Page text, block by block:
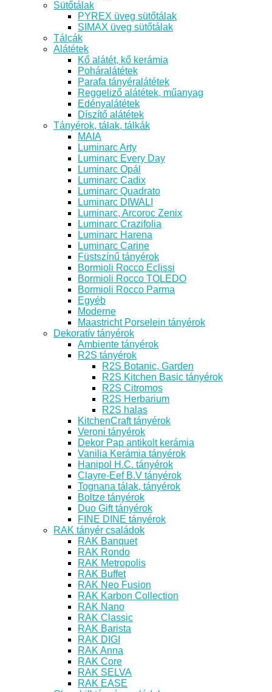
Sütőtálak
PYREX üveg sütőtálak
SIMAX üveg sütőtálak
Tálcák
Alátétek
Kő alátét, kő kerámia
Poháralátétek
Parafa tányéralátétek
Reggeliző alátétek, műanyag
Edényalátétek
Díszítő alátétek
Tányérok, tálak, tálkák
MAIA
Luminarc Arty
Luminarc Every Day
Luminarc Opál
Luminarc Cadix
Luminarc Quadrato
Luminarc DIWALI
Luminarc, Arcoroc Zenix
Luminarc Crazifolia
Luminarc Harena
Luminarc Carine
Füstszínű tányérok
Bormioli Rocco Eclissi
Bormioli Rocco TOLEDO
Bormioli Rocco Parma
Egyéb
Moderne
Maastricht Porselein tányérok
Dekoratív tányérok
Ambiente tányérok
R2S tányérok
R2S Botanic, Garden
R2S Kitchen Basic tányérok
R2S Citromos
R2S Herbarium
R2S halas
KitchenCraft tányérok
Veroni tányérok
Dekor Pap antikolt kerámia
Vanilia Kerámia tányérok
Hanipol H.C. tányérok
Clayre-Eef B.V tányérok
Tognana tálak, tányérok
Boltze tányérok
Duo Gift tányérok
FINE DINE tányérok
RAK tányér családok
RAK Banquet
RAK Rondo
RAK Metropolis
RAK Buffet
RAK Neo Fusion
RAK Karbon Collection
RAK Nano
RAK Classic
RAK Barista
RAK DIGI
RAK Anna
RAK Core
RAK SELVA
RAK EASE